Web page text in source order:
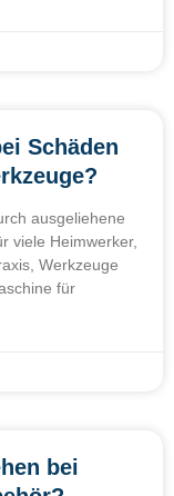
Schäden
ausgeliehene
viele Heimwerker,
Werkzeuge
für
bei